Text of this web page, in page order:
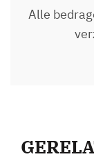
Alle